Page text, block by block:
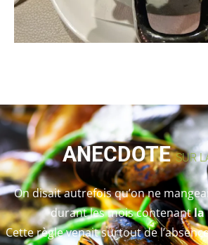
ANECDOTESUR
On disait autrefois qu’on ne
durant les mois contenantla
Cette règle venait surtout de